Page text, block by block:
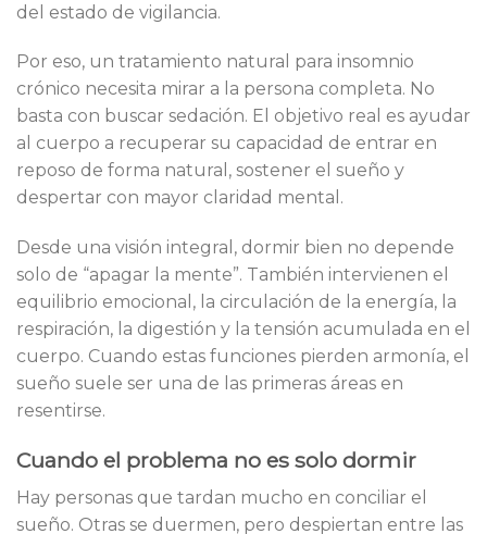
del estado de vigilancia.
Por eso, un tratamiento natural para insomnio
crónico necesita mirar a la persona completa. No
basta con buscar sedación. El objetivo real es ayudar
al cuerpo a recuperar su capacidad de entrar en
reposo de forma natural, sostener el sueño y
despertar con mayor claridad mental.
Desde una visión integral, dormir bien no depende
solo de “apagar la mente”. También intervienen el
equilibrio emocional, la circulación de la energía, la
respiración, la digestión y la tensión acumulada en el
cuerpo. Cuando estas funciones pierden armonía, el
sueño suele ser una de las primeras áreas en
resentirse.
Cuando el problema no es solo dormir
Hay personas que tardan mucho en conciliar el
sueño. Otras se duermen, pero despiertan entre las